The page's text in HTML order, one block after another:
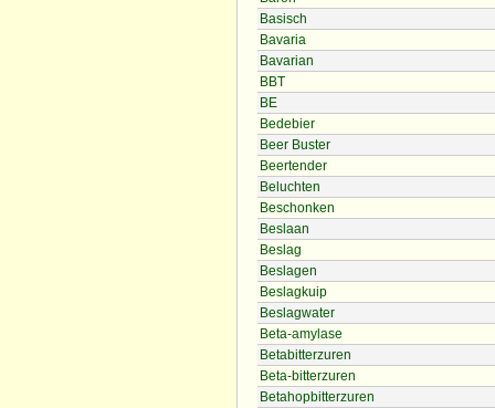
Basisch
Bavaria
Bavarian
BBT
BE
Bedebier
Beer Buster
Beertender
Beluchten
Beschonken
Beslaan
Beslag
Beslagen
Beslagkuip
Beslagwater
Beta-amylase
Betabitterzuren
Beta-bitterzuren
Betahopbitterzuren